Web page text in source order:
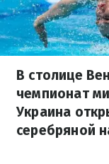
В столице
чемпионат
Украина
серебряной